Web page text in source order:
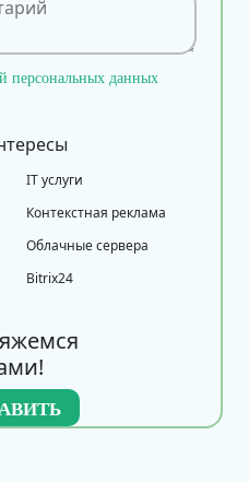
персональных данных
IT услуги
Контекстная реклама
Облачные сервера
Bitrix24